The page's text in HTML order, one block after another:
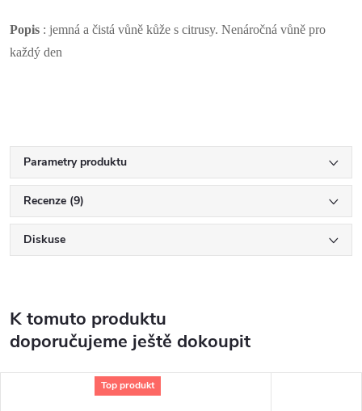
Popis : jemná a čistá vůně kůže s citrusy. Nenáročná vůně pro
každý den
Parametry produktu
Recenze (9)
Diskuse
K tomuto produktu
doporučujeme ještě dokoupit
Top produkt